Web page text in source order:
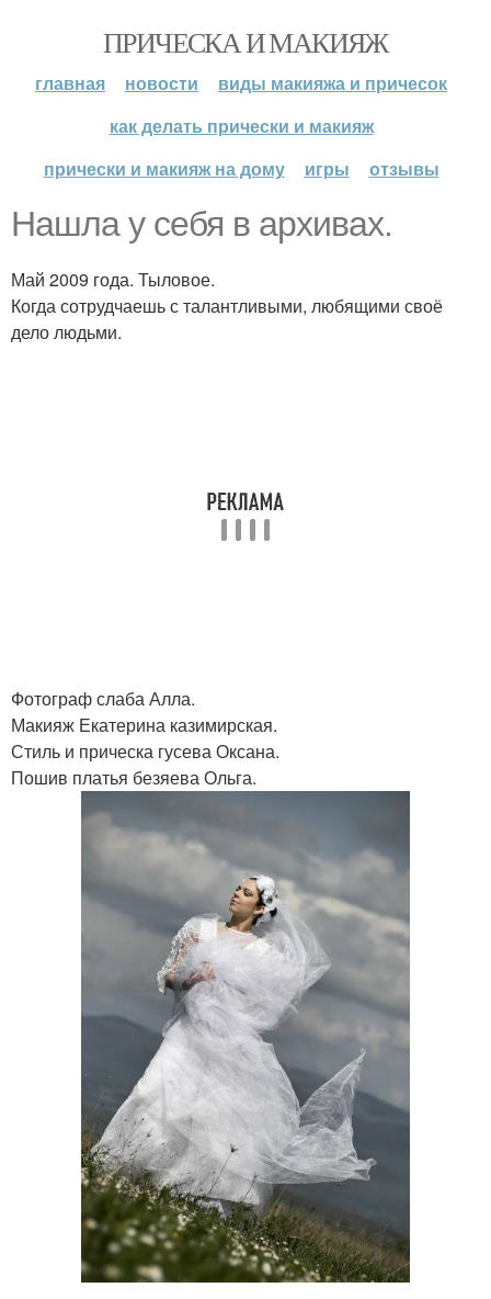
ПРИЧЕСКА И МАКИЯЖ
главная новости
виды макияжа и причесок
как делать прически и макияж
прически и макияж на дому
игры отзывы
Нашла у себя в архивах.
Май 2009 года. Тыловое.
Когда сотрудчаешь с талантливыми, любящими своё
дело людьми.
Фотограф слаба Алла.
Макияж Екатерина казимирская.
Стиль и прическа гусева Оксана.
Пошив платья безяева Ольга.